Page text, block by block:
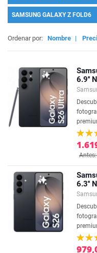
SAMSUNG GALAXY Z FOLD6
Ordenar por: Nombre |
6.9''
6.3''